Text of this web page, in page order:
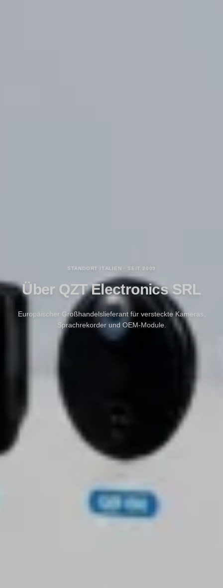
STANDORT ITALIEN · SEIT 2009
Über QZT Electronics SRL
Europäischer Großhandelslieferant für versteckte Kameras,
Sprachrekorder und OEM-Module.